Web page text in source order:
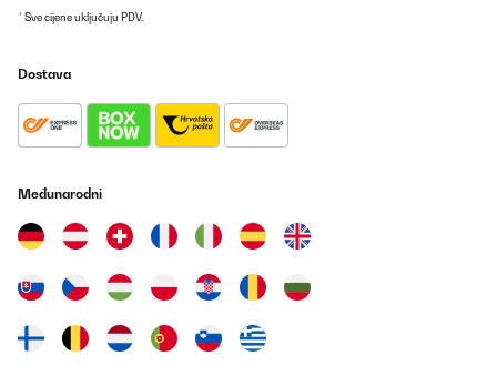
* Sve cijene uključuju PDV.
Dostava
Međunarodni